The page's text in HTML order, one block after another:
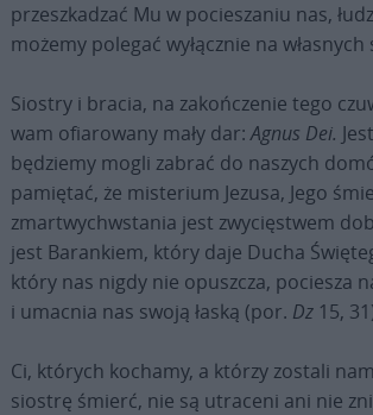
przeszkadzać Mu w pocieszaniu nas,
możemy polegać wyłącznie na własnych
Siostry i bracia, na zakończenie tego
wam ofiarowany mały dar:Agnus Dei.
będziemy mogli zabrać do naszych
pamiętać, że misterium Jezusa, Jego
zmartwychwstania jest zwycięstwem
jest Barankiem, który daje Ducha
który nas nigdy nie opuszcza, pociesza
i umacnia nas swoją łaską (por. Dz15,
Ci, których kochamy, a którzy zostali
siostrę śmierć, nie są utraceni ani nie